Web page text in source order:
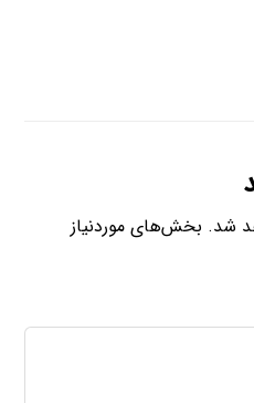
شد. بخش‌های موردنیاز